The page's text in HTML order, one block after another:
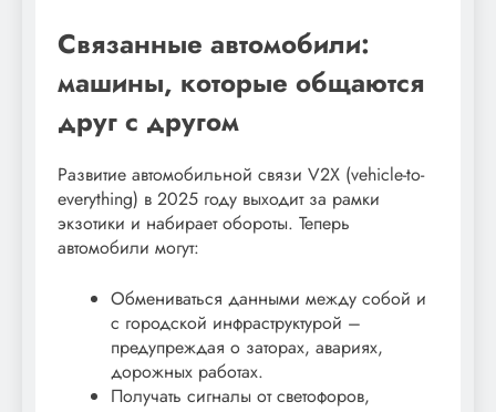
Связанные автомобили:
машины, которые общаются
друг с другом
Развитие автомобильной связи V2X (vehicle-to-
everything) в 2025 году выходит за рамки
экзотики и набирает обороты. Теперь
автомобили могут:
Обмениваться данными между собой и
с городской инфраструктурой –
предупреждая о заторах, авариях,
дорожных работах.
Получать сигналы от светофоров,